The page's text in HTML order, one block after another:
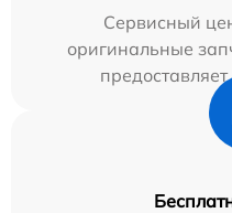
Сервисный
оригинальные